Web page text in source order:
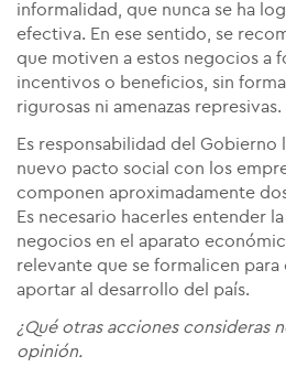
informalidad, que nunca se ha
efectiva. En ese sentido, se
que motiven a estos negocios a
incentivos o beneficios, sin
rigurosas ni amenazas represivas.
Es responsabilidad del Gobierno
nuevo pacto social con los
componen aproximadamente
Es necesario hacerles entender
negocios en el aparato
relevante que se formalicen
aportar al desarrollo del país.
¿Qué otras acciones consideras
opinión.